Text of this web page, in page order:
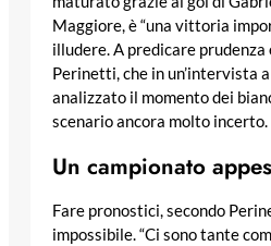
Maggiore, è “una vittoria
illudere. A predicare prudenza
Perinetti, che in un’intervista
analizzato il momento dei
scenario ancora molto incerto.
Un campionato
Fare pronostici, secondo
impossibile. “Ci sono tante